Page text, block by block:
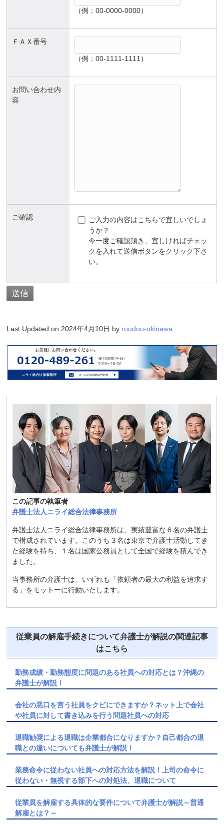
（例：00-0000-0000）
ＦＡＸ番号
（例：00-1111-1111）
お問い合わせ内
容
ご確認
ご入力の内容はこちらで宜しいでしょ
うか？
今一度ご確認頂き、宜しければチェッ
クを入れて送信ボタンをクリック下さ
い。
Last Updated on 2024年4月10日 by roudou-okinawa
この記事の執筆者
弁護士法人ニライ総合法律事務所
弁護士法人ニライ総合法律事務所は、実績豊富な６名の弁護士
で構成されています。このうち３名は東京で弁護士活動してき
た経験を持ち、１名は国家公務員として全国で経験を積んでき
ました。
当事務所の弁護士は、いずれも「依頼者の最大の利益を追求す
る」をモットーに行動いたします。
従業員の解雇手続きについて弁護士が解説の関連記事
はこちら
勤務成績・勤務態度に問題のある社員への対応とは？沖縄の
弁護士が解説！
会社の悪口を言う社員をクビにできますか？ネット上で会社
や社員に対して書き込みを行う問題社員への対応
退職勧奨による退職は企業都合になりますか？自己都合の退
職との違いについても弁護士が解説！
業務命令に従わない社員への対応方法を解説！上司の命令に
従わない・無視する部下への対処法、退職について
従業員を解雇する具体的な要件について弁護士が解説～普通
解雇とは？～